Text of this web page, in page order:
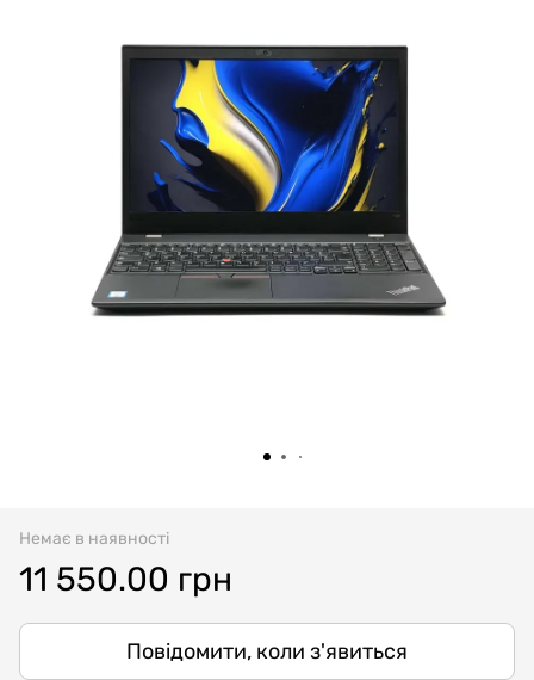
Немає в наявності
11 550.00 грн
Повідомити, коли з'явиться